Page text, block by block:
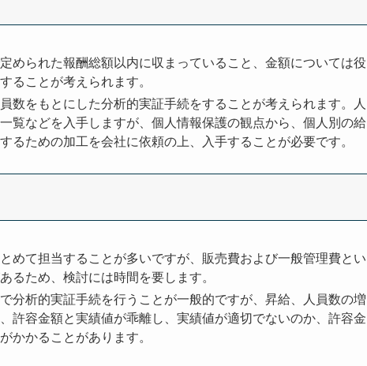
められた報酬総額以内に収まっていること、金額については役
ることが考えられます。
数をもとにした分析的実証手続をすることが考えられます。人
覧などを入手しますが、個人情報保護の観点から、個人別の給
るための加工を会社に依頼の上、入手することが必要です。
めて担当することが多いですが、販売費および一般管理費とい
るため、検討には時間を要します。
分析的実証手続を行うことが一般的ですが、昇給、人員数の増
許容金額と実績値が乖離し、実績値が適切でないのか、許容金
かかることがあります。